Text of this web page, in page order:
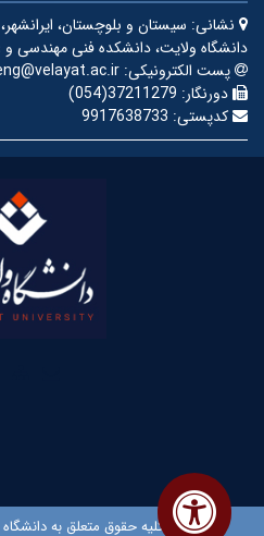
نشانی:
دانشگاه ولایت، دانشکده فنی مهندسی و
پست الکترونیکی:
دورنگار: 37211279(054)
کدپستی: 9917638733
© کلیه حقوق متعلق به